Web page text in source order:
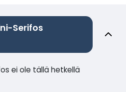
Serifos
ei ole tällä hetkellä